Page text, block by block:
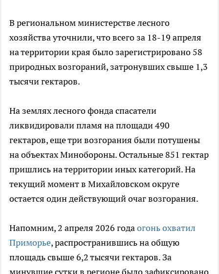
В региональном министерстве лесного
хозяйства уточнили, что всего за 18-19 апреля
на территории края было зарегистрировано 58
природных возгораний, затронувших свыше 1,3
тысячи гектаров.
На землях лесного фонда спасатели
ликвидировали пламя на площади 490
гектаров, еще три возгорания были потушены
на объектах Минобороны. Остальные 851 гектар
пришлись на территории иных категорий. На
текущий момент в Михайловском округе
остается один действующий очаг возгорания.
Напомним, 2 апреля 2026 годаогонь охватил
Приморье, распространившись на общую
площадь свыше 6,2 тысячи гектаров. За